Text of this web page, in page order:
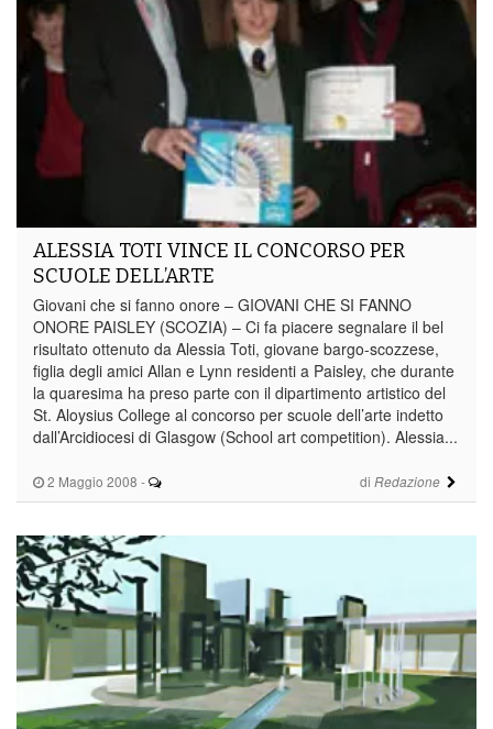
2 Maggio 2008 - di Redazione
ALESSIA TOTI VINCE IL CONCORSO PER
SCUOLE DELL’ARTE
Giovani che si fanno onore – GIOVANI CHE SI FANNO
ONORE PAISLEY (SCOZIA) – Ci fa piacere segnalare il bel
risultato ottenuto da Alessia Toti, giovane bargo-scozzese,
figlia degli amici Allan e Lynn residenti a Paisley, che durante
la quaresima ha preso parte con il dipartimento artistico del
St. Aloysius College al concorso per scuole dell’arte indetto
dall’Arcidiocesi di Glasgow (School art competition). Alessia...